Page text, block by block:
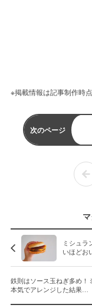
※掲載情報は記事制作時
次のページ
ミシュラ
いほどお
鉄則はソース玉ねぎ多め！
本気でアレンジした結果…